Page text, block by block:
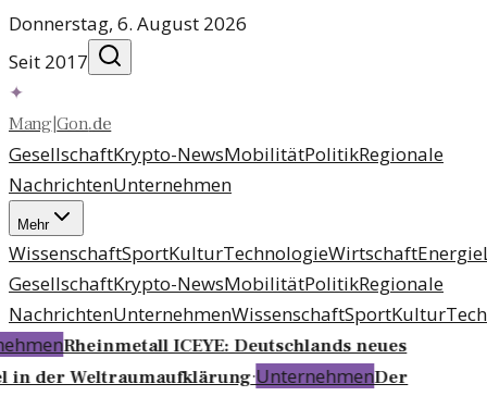
Donnerstag, 6. August 2026
Seit 2017
✦
Mang|Gon.de
GesellschaftKrypto-NewsMobilitätPolitikRegionale
NachrichtenUnternehmen
Mehr
WissenschaftSportKulturTechnologieWirtschaftEnergie
GesellschaftKrypto-NewsMobilitätPolitikRegionale
NachrichtenUnternehmenWissenschaftSportKultur
Rheinmetall ICEYE: Deutschlands neues
in der Weltraumaufklärung·UnternehmenDer